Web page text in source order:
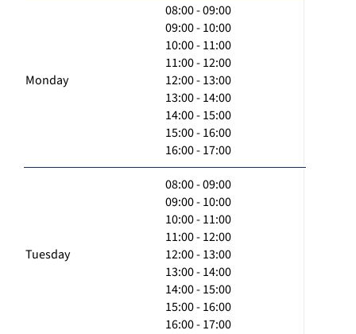
Monday
08:00 - 09:00
09:00 - 10:00
10:00 - 11:00
11:00 - 12:00
12:00 - 13:00
13:00 - 14:00
14:00 - 15:00
15:00 - 16:00
16:00 - 17:00
Tuesday
08:00 - 09:00
09:00 - 10:00
10:00 - 11:00
11:00 - 12:00
12:00 - 13:00
13:00 - 14:00
14:00 - 15:00
15:00 - 16:00
16:00 - 17:00